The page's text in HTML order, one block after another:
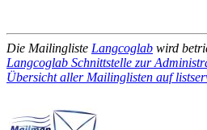
Die Mailingliste Langcoglab wird
Langcoglab Schnittstelle zur
Übersicht aller Mailinglisten auf